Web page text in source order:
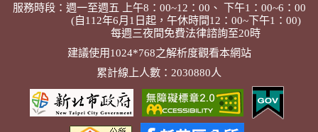
服務時段：週一至週五 上午8：00~12：00、 下午1：00~6：00
(自112年6月1日起，午休時間12：00~下午1：00)
每週三夜間免費法律諮詢至20時
建議使用1024*768之解析度觀看本網站
累計線上人數：2030880人